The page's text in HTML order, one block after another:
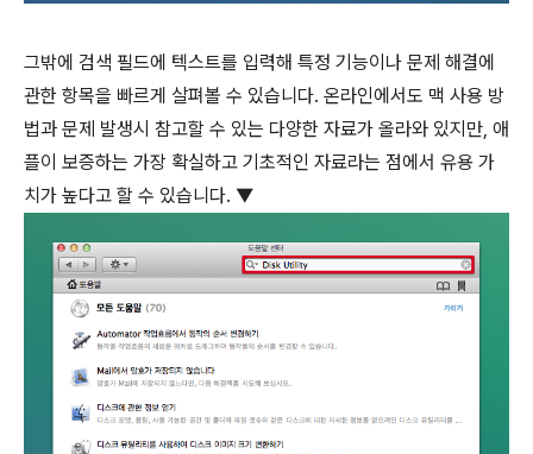
그밖에 검색 필드에 텍스트를 입력해 특정 기능이나 문제 해결에
관한 항목을 빠르게 살펴볼 수 있습니다. 온라인에서도 맥 사용 방
법과 문제 발생시 참고할 수 있는 다양한 자료가 올라와 있지만, 애
플이 보증하는 가장 확실하고 기초적인 자료라는 점에서 유용 가
치가 높다고 할 수 있습니다. ▼